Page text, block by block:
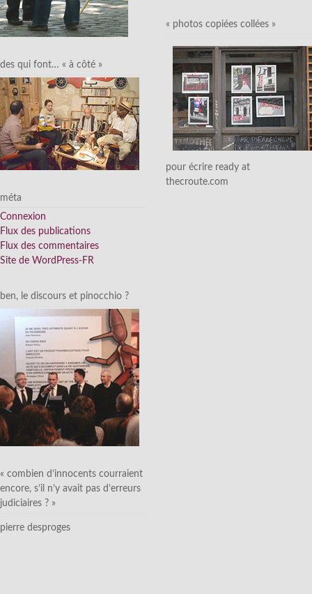
des qui font… « à côté »
méta
Connexion
Flux des publications
Flux des commentaires
Site de WordPress-FR
ben, le discours et pinocchio ?
« combien d’innocents courraient
encore, s’il n’y avait pas d’erreurs
judiciaires ? »
pierre desproges
« photos copiées collées »
pour écrire ready at
thecroute.com